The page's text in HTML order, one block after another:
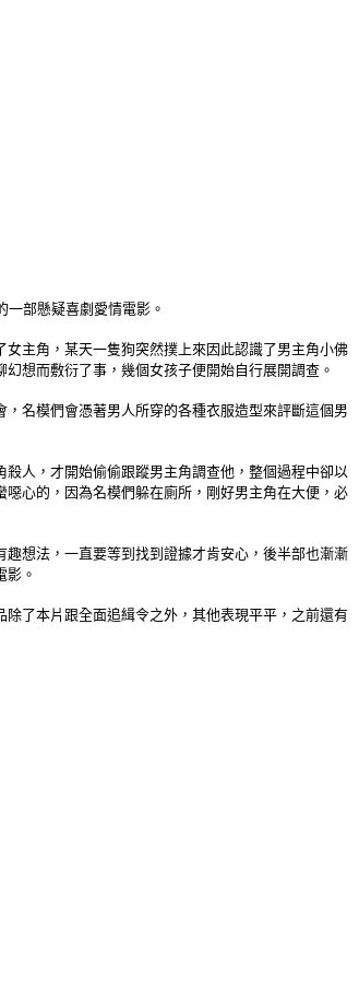
部懸疑喜劇愛情電影。
主角，某天一隻狗突然撲上來因此認識了男主角小佛
想而敷衍了事，幾個女孩子便開始自行展開調查。
名模們會憑著男人所穿的各種衣服造型來評斷這個男
人，才開始偷偷跟蹤男主角調查他，整個過程中卻以
心的，因為名模們躲在廁所，剛好男主角在大便，必
想法，一直要等到找到證據才肯安心，後半部也漸漸
影。
了本片跟全面追緝令之外，其他表現平平，之前還有